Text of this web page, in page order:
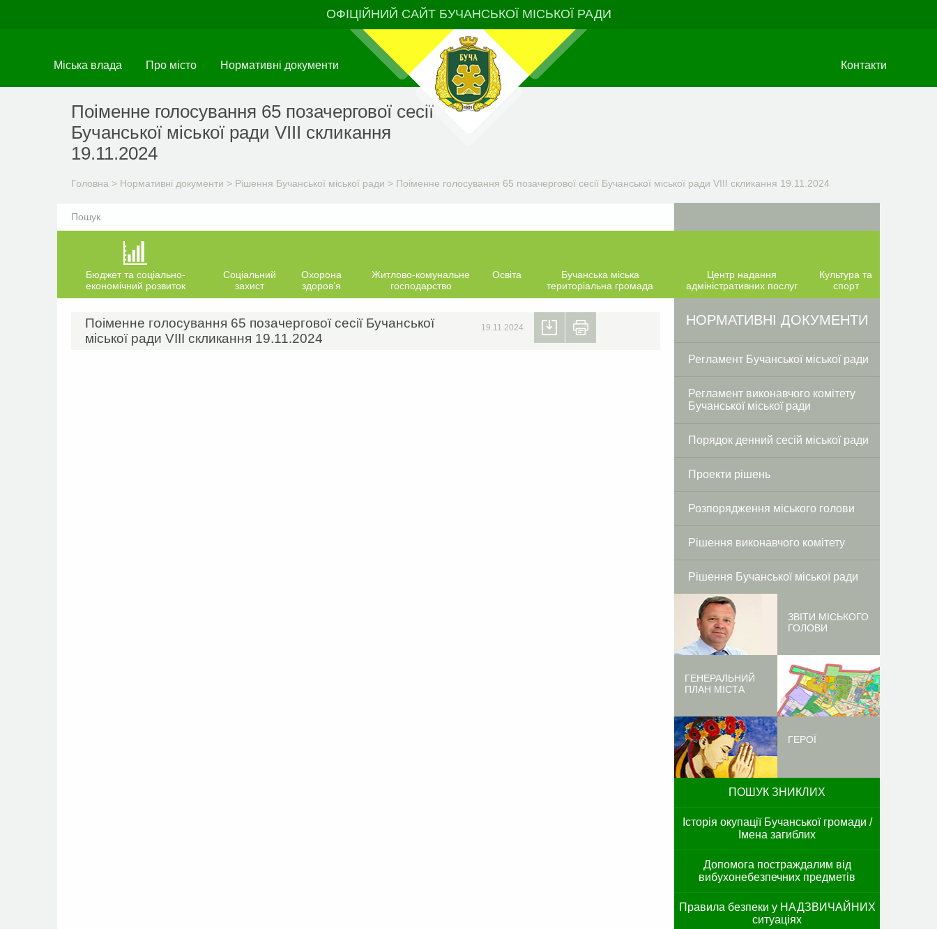
ОФІЦІЙНИЙ САЙТ БУЧАНСЬКОЇ МІСЬКОЇ РАДИ
Міська влада Про місто Нормативні документи Контакти
Поіменне голосування 65 позачергової сесії
Бучанської міської ради VIIІ скликання
19.11.2024
Головна > Нормативні документи > Рішення Бучанської міської ради > Поіменне голосування 65 позачергової сесії Бучанської міської ради VIIІ скликання 19.11.2024
Бюджет та соціально-
економічний розвиток
Соціальний
захист
Охорона
здоров’я
Житлово-комунальне
господарство
Освіта
Бучанська міська
територіальна громада
Центр надання
адміністративних послуг
Культура та
спорт
Поіменне голосування 65 позачергової сесії Бучанської
міської ради VIIІ скликання 19.11.2024
19.11.2024 Facebook
Twitter
НОРМАТИВНІ ДОКУМЕНТИ
Регламент Бучанської міської ради
Регламент виконавчого комітету
Бучанської міської ради
Порядок денний сесій міської ради
Проекти рішень
Розпорядження міського голови
Рішення виконавчого комітету
Рішення Бучанської міської ради
ЗВІТИ МІСЬКОГО
ГОЛОВИ
ГЕНЕРАЛЬНИЙ
ПЛАН МІСТА
ГЕРОЇ
ПОШУК ЗНИКЛИХ
Історія окупації Бучанської громади /
Імена загиблих
Допомога постраждалим від
вибухонебезпечних предметів
Правила безпеки у НАДЗВИЧАЙНИХ
ситуаціях